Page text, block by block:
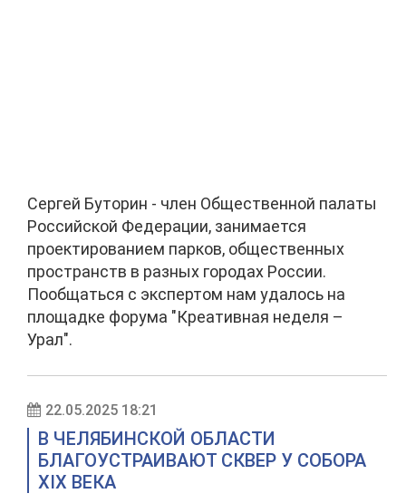
Сергей Буторин - член Общественной палаты
Российской Федерации, занимается
проектированием парков, общественных
пространств в разных городах России.
Пообщаться с экспертом нам удалось на
площадке форума "Креативная неделя –
Урал".
22.05.2025 18:21
В ЧЕЛЯБИНСКОЙ ОБЛАСТИ
БЛАГОУСТРАИВАЮТ СКВЕР У СОБОРА
XIX ВЕКА